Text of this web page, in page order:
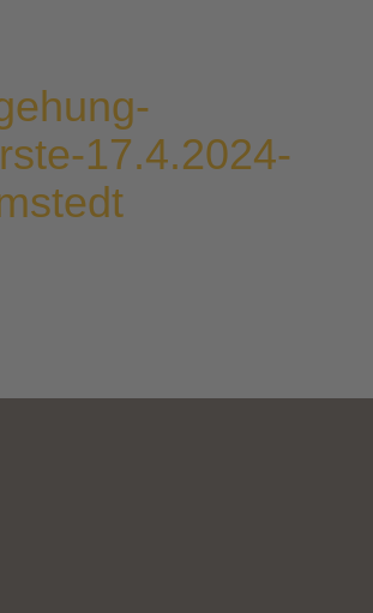
17.4.2024-